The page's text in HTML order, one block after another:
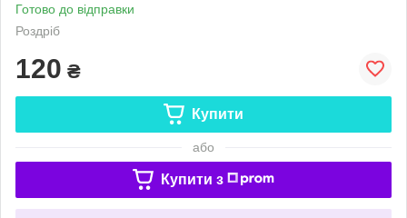
Готово до відправки
Роздріб
120 ₴
Купити
або
Купити з